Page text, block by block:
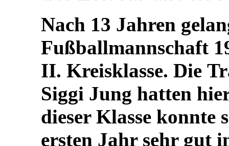
Nach 13 Jahren
Fußballmannschaft
II. Kreisklasse.Die
Siggi Jung hatten
dieser Klasse konnte
ersten Jahr sehr gut